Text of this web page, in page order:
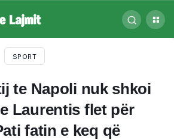
SPORT
te Napoli nuk shkoi
Laurentis flet për
fatin e keq që